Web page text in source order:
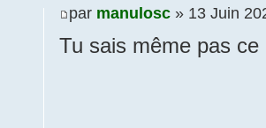
par manulosc » 13 Juin
Tu sais même pas